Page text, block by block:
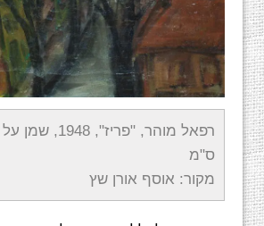
ס"מ
מקור: אוסף אורן שץ